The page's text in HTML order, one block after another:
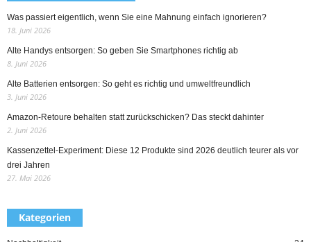
Was passiert eigentlich, wenn Sie eine Mahnung einfach ignorieren?
18. Juni 2026
Alte Handys entsorgen: So geben Sie Smartphones richtig ab
8. Juni 2026
Alte Batterien entsorgen: So geht es richtig und umweltfreundlich
3. Juni 2026
Amazon-Retoure behalten statt zurückschicken? Das steckt dahinter
2. Juni 2026
Kassenzettel-Experiment: Diese 12 Produkte sind 2026 deutlich teurer als vor
drei Jahren
27. Mai 2026
Kategorien